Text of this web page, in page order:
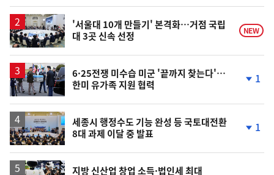
일
'서울대 10개 만들기' 본격화…거점 국립
대 3곳 신속 선정
NEW
6·25전쟁 미수습 미군 '끝까지 찾는다'…
한미 유가족 지원 협력
하
1
세종시 행정수도 기능 완성 등 국토대전환
8대 과제 이달 중 발표
하
1
지방 신산업 창업 소득·법인세 최대